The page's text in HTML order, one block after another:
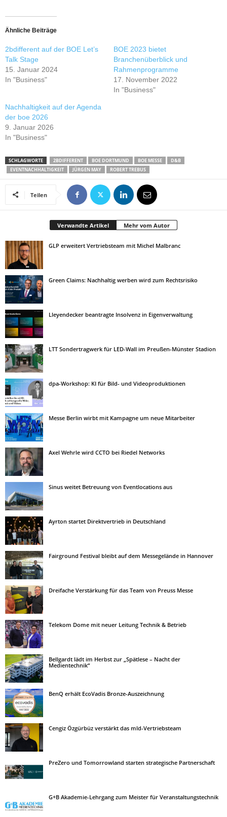
Ähnliche Beiträge
2bdifferent auf der BOE Let’s
Talk Stage
15. Januar 2024
In "Business"
BOE 2023 bietet
Branchenüberblick und
Rahmenprogramme
17. November 2022
In "Business"
Nachhaltigkeit auf der Agenda
der boe 2026
9. Januar 2026
In "Business"
SCHLAGWORTE 2BDIFFERENT BOE DORTMUND BOE MESSE
D&B
EVENTNACHHALTIGKEIT
JÜRGEN MAY ROBERT TREBUS
Teilen
Verwandte Artikel Mehr vom Autor
GLP erweitert Vertriebsteam mit Michel Malbranc
Green Claims: Nachhaltig werben wird zum Rechtsrisiko
Lleyendecker beantragte Insolvenz in Eigenverwaltung
LTT Sondertragwerk für LED-Wall im Preußen-Münster Stadion
dpa-Workshop: KI für Bild- und Videoproduktionen
Messe Berlin wirbt mit Kampagne um neue Mitarbeiter
Axel Wehrle wird CCTO bei Riedel Networks
Sinus weitet Betreuung von Eventlocations aus
Ayrton startet Direktvertrieb in Deutschland
Fairground Festival bleibt auf dem Messegelände in Hannover
Dreifache Verstärkung für das Team von Preuss Messe
Telekom Dome mit neuer Leitung Technik & Betrieb
Bellgardt lädt im Herbst zur „Spätlese – Nacht der
Medientechnik“
BenQ erhält EcoVadis Bronze-Auszeichnung
Cengiz Özgürbüz verstärkt das mld-Vertriebsteam
PreZero und Tomorrowland starten strategische Partnerschaft
G+B Akademie-Lehrgang zum Meister für Veranstaltungstechnik